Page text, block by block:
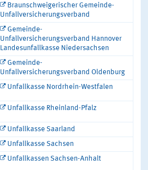
Braunschweigerischer Gemeinde-
Unfallversicherungsverband
Gemeinde-
Unfallversicherungsverband Hannover
Landesunfallkasse Niedersachsen
Gemeinde-
Unfallversicherungsverband Oldenburg
Unfallkasse Nordrhein-Westfalen
Unfallkasse Rheinland-Pfalz
Unfallkasse Saarland
Unfallkasse Sachsen
Unfallkassen Sachsen-Anhalt